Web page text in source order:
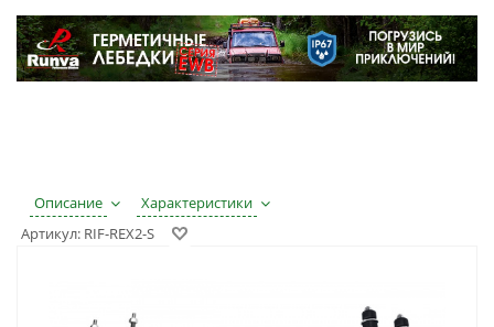
Описание
Характеристики
Артикул: RIF-REX2-S